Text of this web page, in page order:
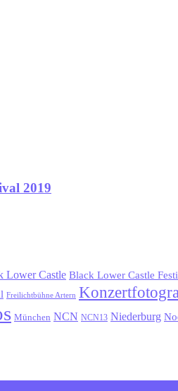
2019
Lower Castle Black Lower Castle
Freilichtbühne Artern
München NCN NCN13 Niederburg